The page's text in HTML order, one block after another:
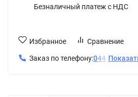
Безналичный платеж с НДС
Избранное Сравнение
Заказ по телефону:044